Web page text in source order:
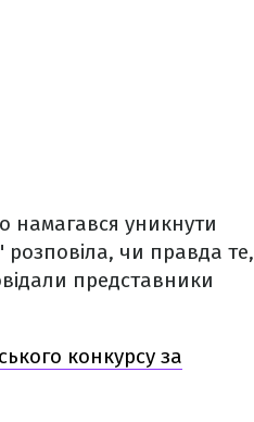
намагався уникнути
розповіла, чи правда те,
представники
конкурсу за